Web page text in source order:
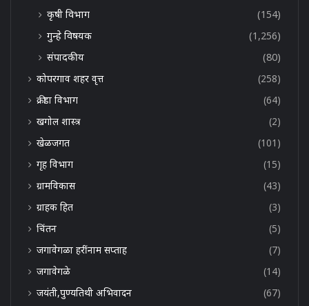
कृषी विभाग
(154)
गुन्हे विषयक
(1,256)
संपादकीय
(80)
कोपरगाव शहर वृत्त
(258)
क्रीडा विभाग
(64)
खगोल शास्त्र
(2)
खेळजगत
(101)
गृह विभाग
(15)
ग्रामविकास
(43)
ग्राहक हित
(3)
चिंतन
(5)
जगावेगळा हरींनाम सप्ताह
(7)
जगावेगळे
(14)
जयंती,पुण्यतिथी अभिवादन
(67)